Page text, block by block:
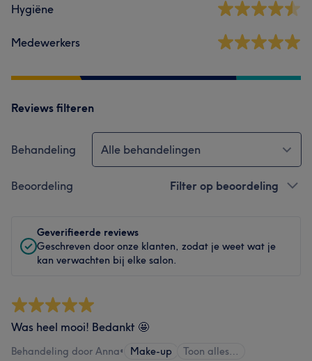
Hygiëne
Medewerkers
Reviews filteren
Behandeling Alle behandelingen
Beoordeling Filter op beoordeling
Geverifieerde reviews
Geschreven door onze klanten, zodat je weet wat je
kan verwachten bij elke salon.
Was heel mooi! Bedankt 🤩
Behandeling door Anna• Make-up Toon alles…